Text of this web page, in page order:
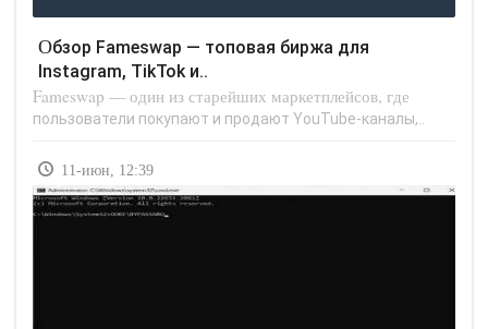
Обзор Fameswap — топовая биржа для
Instagram, TikTok и..
Fameswap — один из старейших маркетплейсов, где
пользователи покупают и продают YouTube-каналы,..
11-июн, 12:39